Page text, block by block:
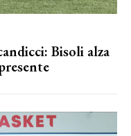
Bisoli alza